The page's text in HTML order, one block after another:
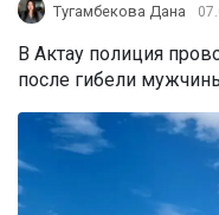
Тугамбекова Дана
В Актау полиция
после гибели